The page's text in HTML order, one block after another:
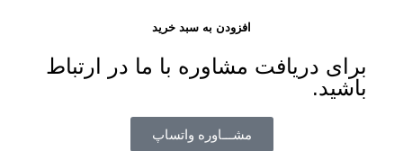
افزودن به سبد خرید
برای دریافت مشاوره با ما در ارتباط
باشید.
مشـــاوره واتساپ